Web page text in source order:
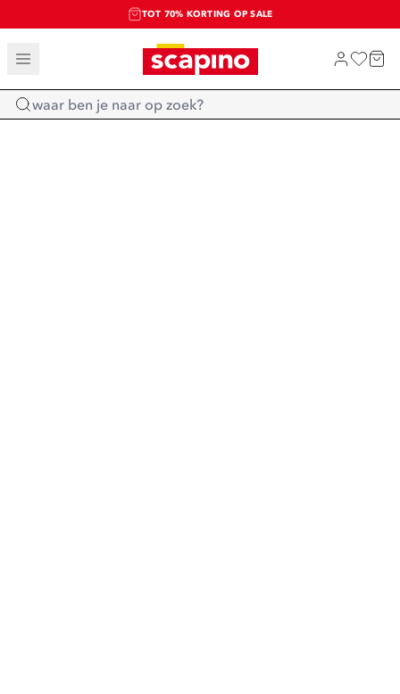
TOT 70% KORTING OP SALE
SALE: LAATSTE KANS!
SHOP NIEUW
Home